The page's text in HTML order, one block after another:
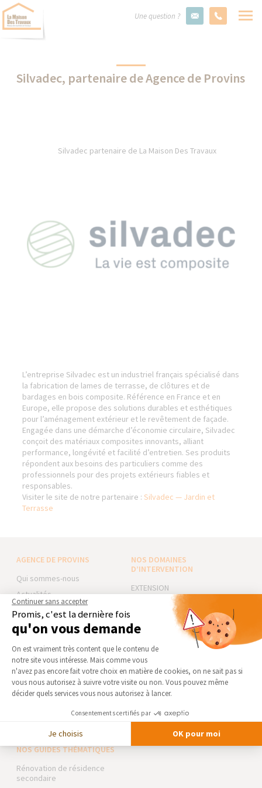
Une question ?
Silvadec, partenaire de Agence de Provins
Silvadec partenaire de La Maison Des Travaux
L’entreprise Silvadec est un industriel français spécialisé dans
la fabrication de lames de terrasse, de clôtures et de
bardages en bois composite. Référence en France et en
Europe, elle propose des solutions durables et esthétiques
pour l’aménagement extérieur et le revêtement de façade.
Engagée dans une démarche d’économie circulaire, Silvadec
conçoit des matériaux composites innovants, alliant
performance, longévité et facilité d’entretien. Ses produits
répondent aux besoins des particuliers comme des
professionnels pour des projets extérieurs fiables et
responsables.
Visiter le site de notre partenaire :Silvadec — Jardin et
Terrasse
AGENCE DE PROVINS
Qui sommes-nous
Actualités
Notre charte qualité
Partenaires
Devenir franchisé
Foire aux Questions
Conditions générales
d’intervention
Mentions légales
NOS DOMAINES
D’INTERVENTION
EXTENSION
RÉNOVATION INTÉRIEURE
TRAVAUX EXTÉRIEURS
NOS PARTENAIRES
La Maison des Architectes
Expert Bricolage
Intégrer notre réseau
Des travaux pour les pros ?
NOS GUIDES THÉMATIQUES
Rénovation de résidence
secondaire
Continuer sans accepter
Promis, c'est la dernière fois
qu'on vous demande
Plateforme de Gestion du
On est vraiment très content que le contenu de
notre site vous intéresse. Mais comme vous
n'avez pas encore fait votre choix en matière de cookies, on ne sait pas si
vous nous autorisez à suivre votre visite ou non. Vous pouvez même
décider quels services vous nous autorisez à lancer.
Consentements certifiés par
Je choisis OK pour moi
Axeptio consent